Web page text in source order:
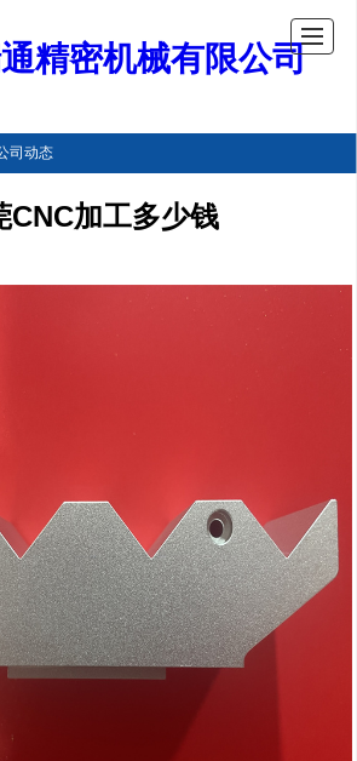
精密机械有限公司
司动态
CNC加工多少钱